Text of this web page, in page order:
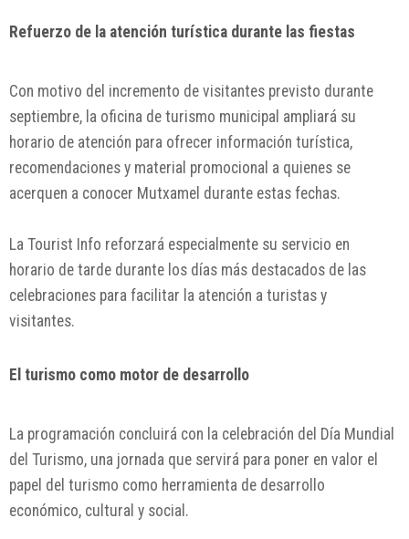
Refuerzo de la atención turística durante las fiestas
Con motivo del incremento de visitantes previsto durante
septiembre, la oficina de turismo municipal ampliará su
horario de atención para ofrecer información turística,
recomendaciones y material promocional a quienes se
acerquen a conocer Mutxamel durante estas fechas.
La Tourist Info reforzará especialmente su servicio en
horario de tarde durante los días más destacados de las
celebraciones para facilitar la atención a turistas y
visitantes.
El turismo como motor de desarrollo
La programación concluirá con la celebración del Día Mundial
del Turismo, una jornada que servirá para poner en valor el
papel del turismo como herramienta de desarrollo
económico, cultural y social.